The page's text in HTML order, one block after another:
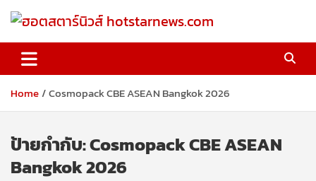
ฮอตสตาร์นิวส์ hotstarnews.com
Home Cosmopack CBE ASEAN Bangkok 2026
ป้ายกำกับ:Cosmopack CBE ASEAN
Bangkok 2026